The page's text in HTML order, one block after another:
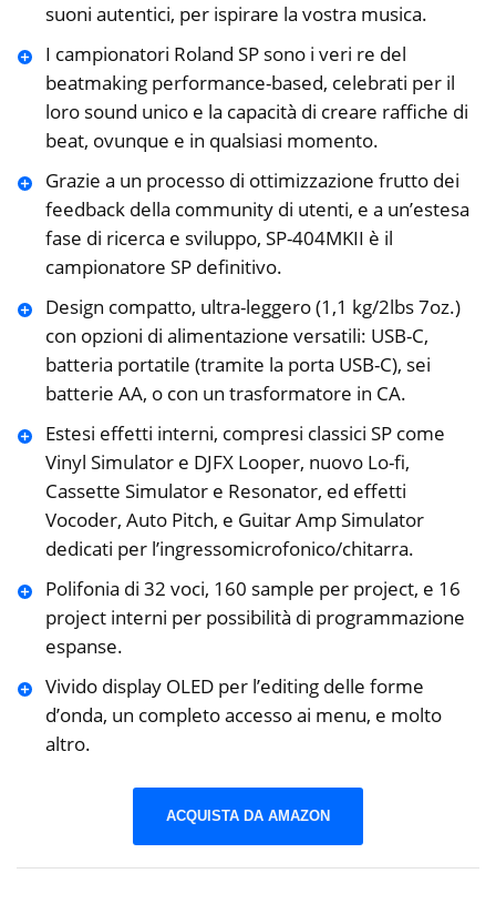
suoni autentici, per ispirare la vostra musica.
I campionatori Roland SP sono i veri re del
beatmaking performance-based, celebrati per il
loro sound unico e la capacità di creare raffiche di
beat, ovunque e in qualsiasi momento.
Grazie a un processo di ottimizzazione frutto dei
feedback della community di utenti, e a un’estesa
fase di ricerca e sviluppo, SP-404MKII è il
campionatore SP definitivo.
Design compatto, ultra-leggero (1,1 kg/2lbs 7oz.)
con opzioni di alimentazione versatili: USB-C,
batteria portatile (tramite la porta USB-C), sei
batterie AA, o con un trasformatore in CA.
Estesi effetti interni, compresi classici SP come
Vinyl Simulator e DJFX Looper, nuovo Lo-fi,
Cassette Simulator e Resonator, ed effetti
Vocoder, Auto Pitch, e Guitar Amp Simulator
dedicati per l’ingressomicrofonico/chitarra.
Polifonia di 32 voci, 160 sample per project, e 16
project interni per possibilità di programmazione
espanse.
Vivido display OLED per l’editing delle forme
d’onda, un completo accesso ai menu, e molto
altro.
ACQUISTA DA AMAZON